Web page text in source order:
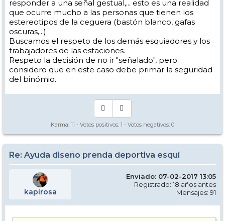
responder a una señal gestual,... esto es una realidad
que ocurre mucho a las personas que tienen los
estereotipos de la ceguera (bastón blanco, gafas
oscuras,...)
Buscamos el respeto de los demás esquiadores y los
trabajadores de las estaciones.
Respeto la decisión de no ir "señalado", pero
considero que en este caso debe primar la seguridad
del binómio.
Karma: 11 - Votos positivos: 1 - Votos negativos: 0
Re: Ayuda diseño prenda deportiva esquí
kapirosa
Enviado: 07-02-2017 13:05
Registrado: 18 años antes
Mensajes: 91